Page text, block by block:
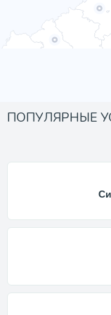
ПОПУЛЯРНЫЕ